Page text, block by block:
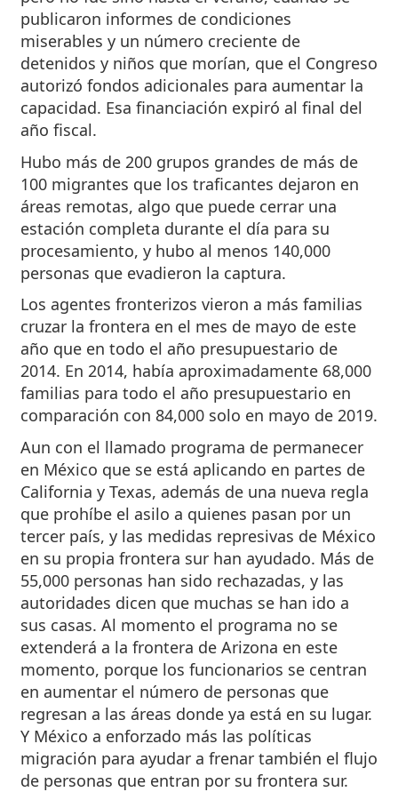
publicaron informes de condiciones
miserables y un número creciente de
detenidos y niños que morían, que el Congreso
autorizó fondos adicionales para aumentar la
capacidad. Esa financiación expiró al final del
año fiscal.
Hubo más de 200 grupos grandes de más de
100 migrantes que los traficantes dejaron en
áreas remotas, algo que puede cerrar una
estación completa durante el día para su
procesamiento, y hubo al menos 140,000
personas que evadieron la captura.
Los agentes fronterizos vieron a más familias
cruzar la frontera en el mes de mayo de este
año que en todo el año presupuestario de
2014. En 2014, había aproximadamente 68,000
familias para todo el año presupuestario en
comparación con 84,000 solo en mayo de 2019.
Aun con el llamado programa de permanecer
en México que se está aplicando en partes de
California y Texas, además de una nueva regla
que prohíbe el asilo a quienes pasan por un
tercer país, y las medidas represivas de México
en su propia frontera sur han ayudado. Más de
55,000 personas han sido rechazadas, y las
autoridades dicen que muchas se han ido a
sus casas. Al momento el programa no se
extenderá a la frontera de Arizona en este
momento, porque los funcionarios se centran
en aumentar el número de personas que
regresan a las áreas donde ya está en su lugar.
Y México a enforzado más las políticas
migración para ayudar a frenar también el flujo
de personas que entran por su frontera sur.